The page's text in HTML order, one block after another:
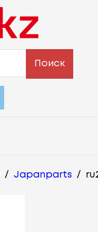
Поиск
/ Japanparts /